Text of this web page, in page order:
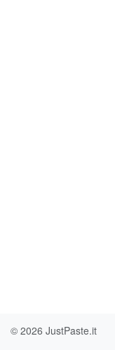
© 2026 JustPaste.it